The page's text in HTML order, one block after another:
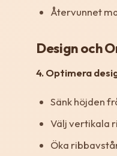
Återvunnet
Design och
4. Optimera
Sänk höjden
Välj vertikala
Öka